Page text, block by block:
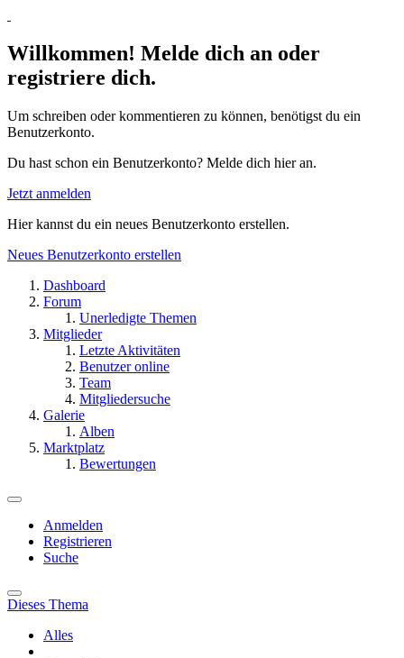
Willkommen! Melde dich an oder
registriere dich.
Um schreiben oder kommentieren zu können, benötigst du ein
Benutzerkonto.
Du hast schon ein Benutzerkonto? Melde dich hier an.
Jetzt anmelden
Hier kannst du ein neues Benutzerkonto erstellen.
Neues Benutzerkonto erstellen
Dashboard
Forum
Unerledigte Themen
Mitglieder
Letzte Aktivitäten
Benutzer online
Team
Mitgliedersuche
Galerie
Alben
Marktplatz
Bewertungen
Anmelden
Registrieren
Suche
Dieses Thema
Alles